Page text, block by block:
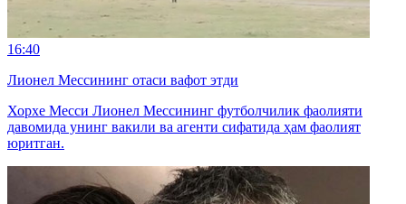
16:40
Лионел Мессининг отаси вафот этди
Хорхе Месси Лионел Мессининг футболчилик фаолияти
давомида унинг вакили ва агенти сифатида ҳам фаолият
юритган.